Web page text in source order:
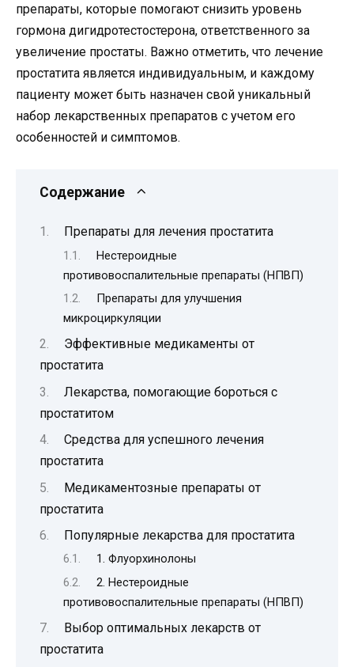
препараты, которые помогают снизить уровень
гормона дигидротестостерона, ответственного за
увеличение простаты. Важно отметить, что лечение
простатита является индивидуальным, и каждому
пациенту может быть назначен свой уникальный
набор лекарственных препаратов с учетом его
особенностей и симптомов.
Содержание
Препараты для лечения простатита
Нестероидные
противовоспалительные препараты (НПВП)
Препараты для улучшения
микроциркуляции
Эффективные медикаменты от
простатита
Лекарства, помогающие бороться с
простатитом
Средства для успешного лечения
простатита
Медикаментозные препараты от
простатита
Популярные лекарства для простатита
1. Флуорхинолоны
2. Нестероидные
противовоспалительные препараты (НПВП)
Выбор оптимальных лекарств от
простатита